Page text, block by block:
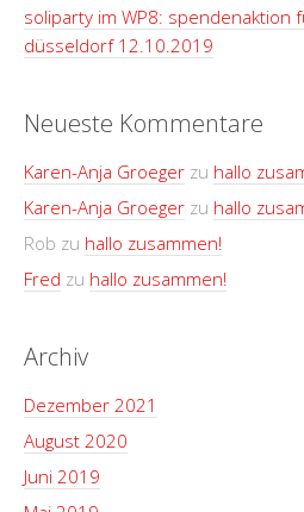
soliparty im WP8: spendenaktion
düsseldorf 12.10.2019
Neueste Kommentare
Karen-Anja Groeger zu hallo
Karen-Anja Groeger zu hallo
Rob zu hallo zusammen!
Fred zu hallo zusammen!
Archiv
Dezember 2021
August 2020
Juni 2019